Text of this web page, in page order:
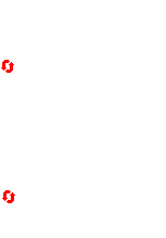
🔄
🔄